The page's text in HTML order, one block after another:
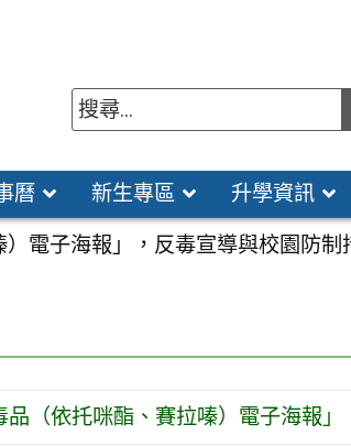
曆 新生專區 升學資訊
電子海報」，反毒宣導與校園防制
品（依托咪酯、賽拉嗪）電子海報